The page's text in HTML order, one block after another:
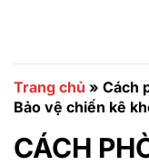
dungTrang chủ » Cách
Bảo vệ chiến kê
CÁCH